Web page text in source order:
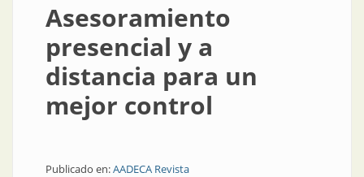
Asesoramiento
presencial y a
distancia para un
mejor control
Publicado en:AADECA Revista